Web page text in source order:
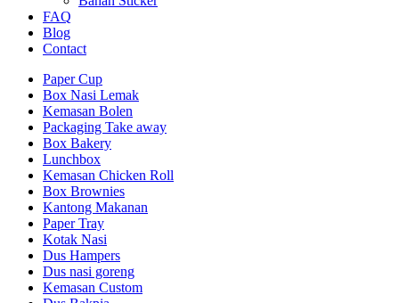
FAQ
Blog
Contact
Paper Cup
Box Nasi Lemak
Kemasan Bolen
Packaging Take away
Box Bakery
Lunchbox
Kemasan Chicken Roll
Box Brownies
Kantong Makanan
Paper Tray
Kotak Nasi
Dus Hampers
Dus nasi goreng
Kemasan Custom